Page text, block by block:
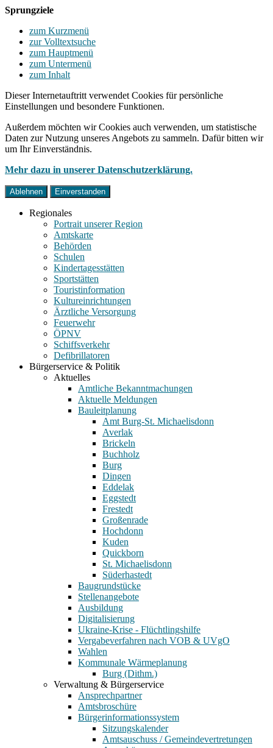
Sprungziele
zum Kurzmenü
zur Volltextsuche
zum Hauptmenü
zum Untermenü
zum Inhalt
Dieser Internetauftritt verwendet Cookies für persönliche
Einstellungen und besondere Funktionen.
Außerdem möchten wir Cookies auch verwenden, um statistische
Daten zur Nutzung unseres Angebots zu sammeln. Dafür bitten wir
um Ihr Einverständnis.
Mehr dazu in unserer Datenschutzerklärung.
Ablehnen Einverstanden
Regionales
Portrait unserer Region
Amtskarte
Behörden
Schulen
Kindertagesstätten
Sportstätten
Touristinformation
Kultureinrichtungen
Ärztliche Versorgung
Feuerwehr
ÖPNV
Schiffsverkehr
Defibrillatoren
Bürgerservice & Politik
Aktuelles
Amtliche Bekanntmachungen
Aktuelle Meldungen
Bauleitplanung
Amt Burg-St. Michaelisdonn
Averlak
Brickeln
Buchholz
Burg
Dingen
Eddelak
Eggstedt
Frestedt
Großenrade
Hochdonn
Kuden
Quickborn
St. Michaelisdonn
Süderhastedt
Baugrundstücke
Stellenangebote
Ausbildung
Digitalisierung
Ukraine-Krise - Flüchtlingshilfe
Vergabeverfahren nach VOB & UVgO
Wahlen
Kommunale Wärmeplanung
Burg (Dithm.)
Verwaltung & Bürgerservice
Ansprechpartner
Amtsbroschüre
Bürgerinformationssystem
Sitzungskalender
Amtsauschuss / Gemeindevertretungen